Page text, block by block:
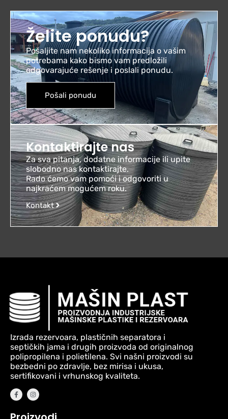
Želite ponudu?
Pošaljite nam nekoliko informacija o vašim
potrebama kako bismo vam predložili
odgovarajuće rešenje i poslali ponudu.
Pošali ponudu
Kontaktirajte nas
Za sva pitanja, dodatne informacije ili upite
slobodno nas kontaktirajte.
Rado ćemo vam pomoći i odgovoriti u
najkraćem mogućem roku.
Kontakt
Izrada rezervoara, plastičnih separatora i
septičkih jama i drugih proizvoda od originalnog
polipropilena i polietilena. Svi našni proizvodi su
bezbedni po zdravlje, bez mirisa i ukusa,
sertifikovani i vrhunskog kvaliteta.